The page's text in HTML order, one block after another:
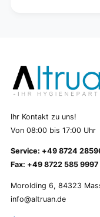
Ihr Kontakt zu uns!
Von 08:00 bis 17:00 Uhr
Service: +49 8724
Fax: +49 8722 585 9997
Morolding 6, 84323
info@altruan.de